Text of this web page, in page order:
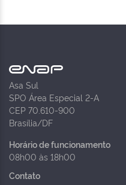
Asa Sul
SPO Área Especial 2-A
CEP 70.610-900
Brasília/DF
Horário de funcionamento
08h00 às 18h00
Contato